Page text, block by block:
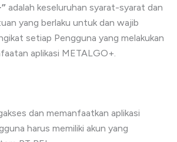
adalah keseluruhan syarat-syarat dan
yang berlaku untuk dan wajib
setiap Pengguna yang melakukan
aplikasi METALGO+.
dan memanfaatkan aplikasi
harus memiliki akun yang